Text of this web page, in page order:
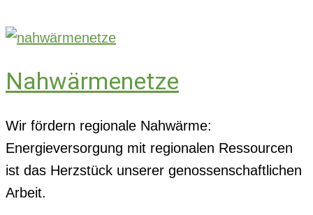
Nahwärmenetze
Wir fördern regionale Nahwärme:
Energieversorgung mit regionalen Ressourcen
ist das Herzstück unserer genossenschaftlichen
Arbeit.